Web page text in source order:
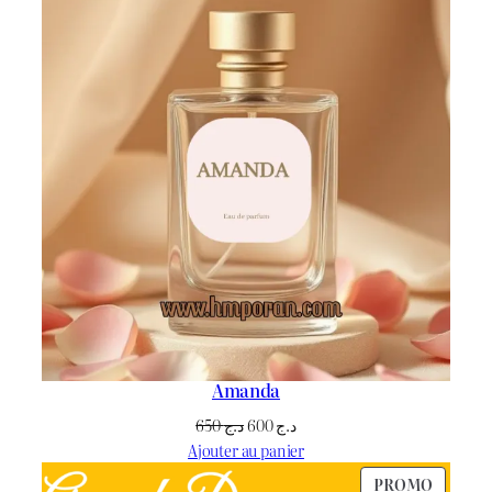
Amanda
د.ج650
Le
prix
د.ج600
Le
prix
Ajouter au panier
PROMO